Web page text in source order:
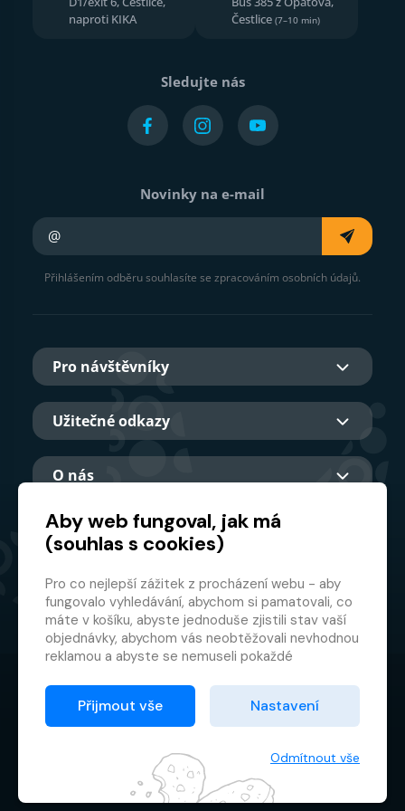
naproti KIKA
Čestlice (7–10 min)
Sledujte nás
Novinky na e-mail
Přihlášením odběru souhlasíte se zpracováním osobních údajů.
Pro návštěvníky
Užitečné odkazy
O nás
Hlavní partner
© 2026 GMF Aquapark Prague, a.s.
Ochrana osobních údajů
Smluvní podmínky
Správce cookies souborů
Aby web fungoval, jak má
(souhlas s cookies)
Pro co nejlepší zážitek z procházení webu - aby
fungovalo vyhledávání, abychom si pamatovali, co
máte v košíku, abyste jednoduše zjistili stav vaší
objednávky, abychom vás neobtěžovali nevhodnou
reklamou a abyste se nemuseli pokaždé
Proto od vás potřebujeme souhlas se
zpracováním souborů cookies
Děkujeme, že nám ho dáte a pomůžete nám tak
Přijmout vše Nastavení
Odmítnout vše